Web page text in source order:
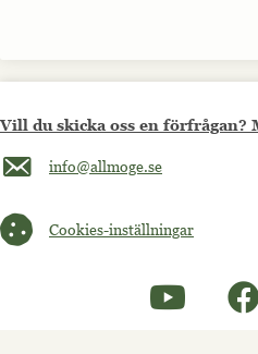
Vill du skicka oss en förfrågan?
Maila oss på info@allmoge.se
info@allmoge.se
Cookies-inställningar
Cookies-inställningar